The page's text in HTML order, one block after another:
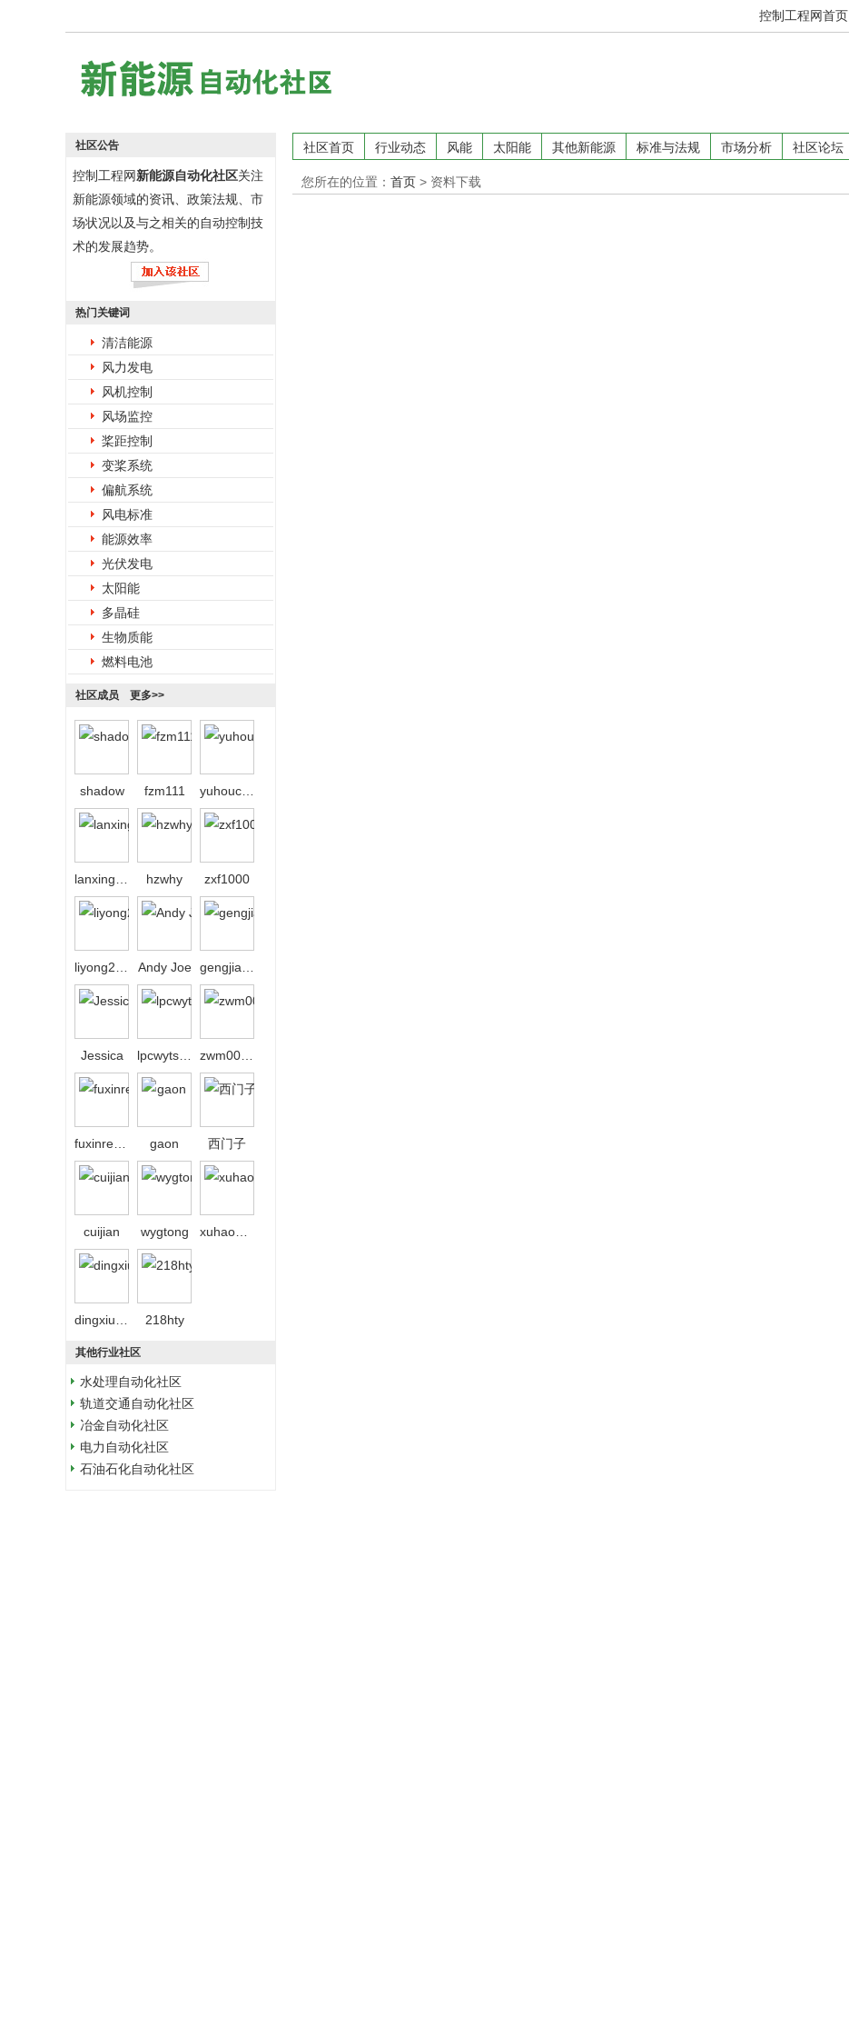
控制工程网首页
社区公告
控制工程网新能源自动化社区关注
新能源领域的资讯、政策法规、市
场状况以及与之相关的自动控制技
术的发展趋势。
热门关键词
清洁能源
风力发电
风机控制
风场监控
桨距控制
变桨系统
偏航系统
风电标准
能源效率
光伏发电
太阳能
多晶硅
生物质能
燃料电池
社区成员 更多>>
shadow fzm111
hzwhy zxf1000
Andy Joe
Jessica
gaon 西门子
cuijian wygtong
218hty
其他行业社区
水处理自动化社区
轨道交通自动化社区
冶金自动化社区
电力自动化社区
石油石化自动化社区
社区首页 行业动态 风能 太阳能 其他新能源 标准与法规 市场分析 社区论坛
您所在的位置： 首页 > 资料下载